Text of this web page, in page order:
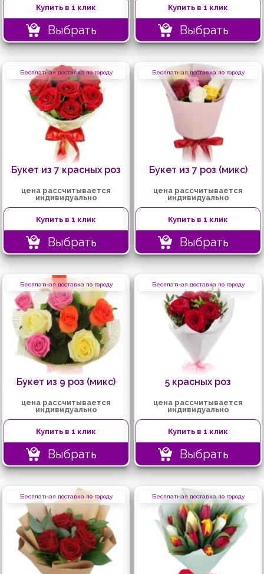
Купить в 1 клик
Выбрать
Купить в 1 клик
Выбрать
Бесплатная доставка по городу
Букет из 7 красных роз
цена рассчитывается
индивидуально
Купить в 1 клик
Выбрать
Бесплатная доставка по городу
Букет из 7 роз (микс)
цена рассчитывается
индивидуально
Купить в 1 клик
Выбрать
Бесплатная доставка по городу
Букет из 9 роз (микс)
цена рассчитывается
индивидуально
Купить в 1 клик
Выбрать
Бесплатная доставка по городу
5 красных роз
цена рассчитывается
индивидуально
Купить в 1 клик
Выбрать
Бесплатная доставка по городу Бесплатная доставка по городу